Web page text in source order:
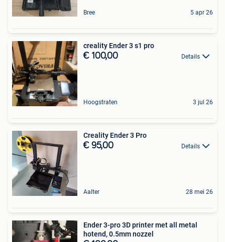
Bree 5 apr 26
creality Ender 3 s1 pro
€ 100,00 Details
Hoogstraten 3 jul 26
Creality Ender 3 Pro
€ 95,00 Details
Aalter 28 mei 26
Ender 3-pro 3D printer met all metal
hotend, 0.5mm nozzel